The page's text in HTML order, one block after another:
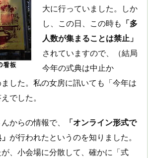
大に行っていました。しか
し、この日、この時も 「多
人数が集まることは禁止」
されていますので、（結局
今年の式典は中止か
した。私の女房に訊いても「今年は
でした。
からの情報で、
「オンライン形式で
が行われたというのを知りました。
、小会場に分散して、確かに「式